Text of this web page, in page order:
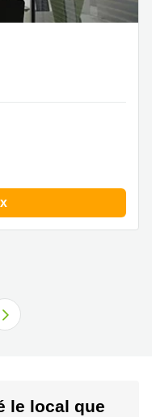
le local que